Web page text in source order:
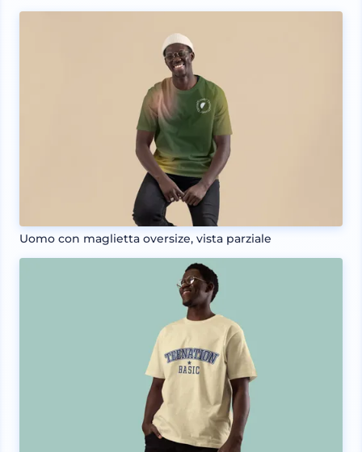
Uomo con maglietta oversize, vista parziale